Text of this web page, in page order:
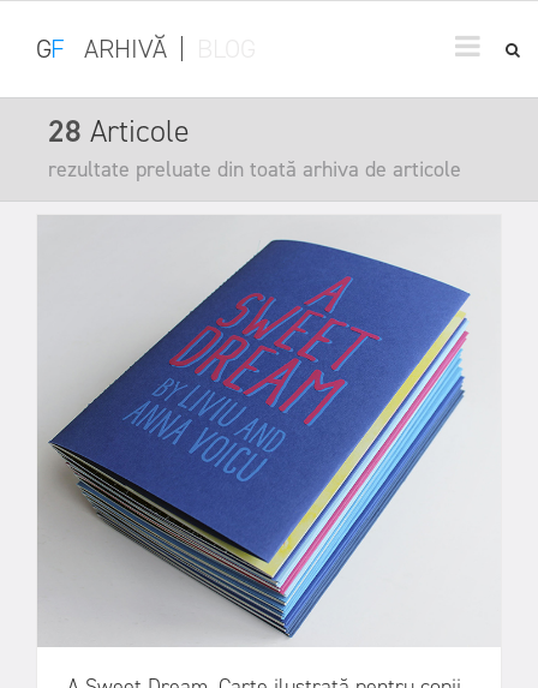
GF ARHIVĂ
28 Articole
rezultate preluate din toată arhiva de articole